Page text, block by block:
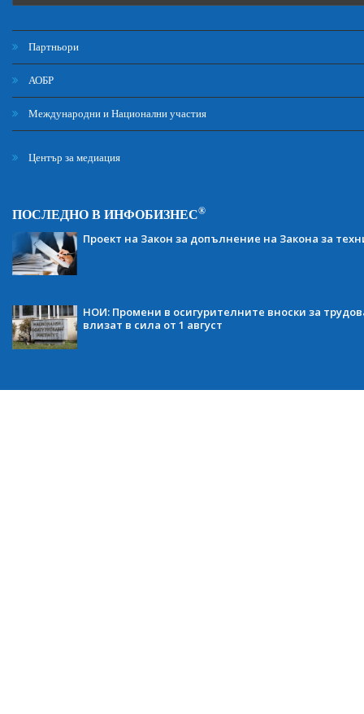
Партньори
АОБР
Международни и Национални участия
Център за медиация
ПОСЛЕДНО В ИНФОБИЗНЕС®
Проект на Закон за допълнение на Закона за
НОИ: Промени в осигурителните вноски за
влизат в сила от 1 август